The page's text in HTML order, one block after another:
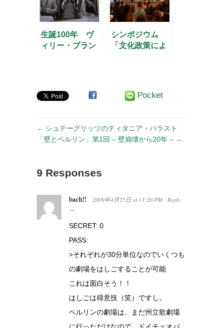
生誕100年 ヴ
ィリー・ブラン
シンポジウム
「文化政策によ
Pocket
← シュテーグリッツのティタニア・パラスト
「壁とベルリン」第1回 – 壁崩壊から20年 – →
9 Responses
bach!! 2009年4月25日 at 11:20 PM · Reply
→
SECRET: 0
PASS:
>それぞれが30分単位なのでいくつも
の劇場をはしごすることが可能
これは面白そう！！
はしごは得意技（笑）ですし。
ベルリンの劇場は、まだ州立歌劇場